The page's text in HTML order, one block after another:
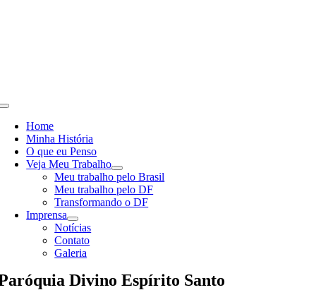
Toggle
NavigationHome
Minha História
O que eu Penso
Veja Meu Trabalho
Meu trabalho pelo Brasil
Meu trabalho pelo DF
Transformando o DF
Imprensa
Notícias
Contato
Galeria
Divino Espírito Santo